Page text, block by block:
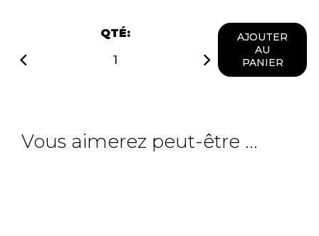
QTÉ:
AJOUTER
AU
PANIER
Vous aimerez peut-être ...